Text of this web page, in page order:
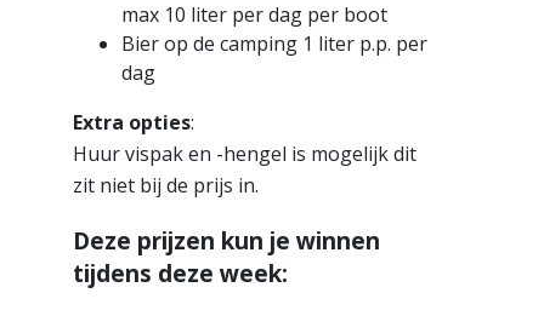
max 10 liter per dag per boot
Bier op de camping 1 liter p.p. per
dag
Extra opties:
Huur vispak en -hengel is mogelijk dit
zit niet bij de prijs in.
Deze prijzen kun je winnen
tijdens deze week: